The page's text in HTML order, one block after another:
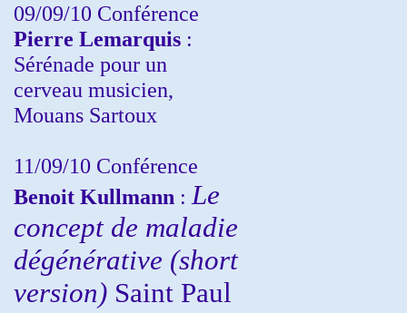
09/09/10 Conférence
Pierre Lemarquis :
Sérénade pour un
cerveau musicien,
Mouans Sartoux
11/09/10 Conférence
Benoit Kullmann : Le
concept de maladie
dégénérative (short
version) Saint Paul